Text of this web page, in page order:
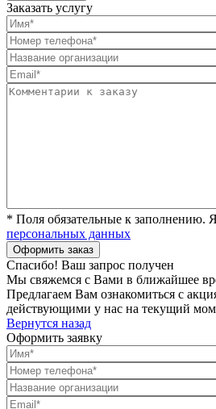
Заказать услугу
* Поля обязательные к заполнению.
персональных данных
Спасибо! Ваш запрос получен
Мы свяжемся с Вами в ближайшее
Предлагаем Вам ознакомиться с
действующими у нас на текущий
Вернутся назад
Оформить заявку